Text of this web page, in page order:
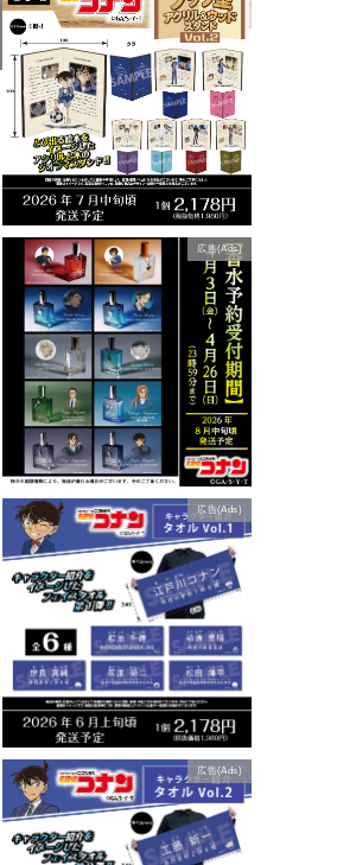
広告(Ads)
広告(Ads)
広告(Ads)